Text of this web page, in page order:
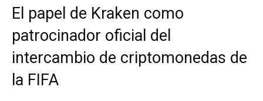
El papel de Kraken como
patrocinador oficial del
intercambio de criptomonedas de
la FIFA